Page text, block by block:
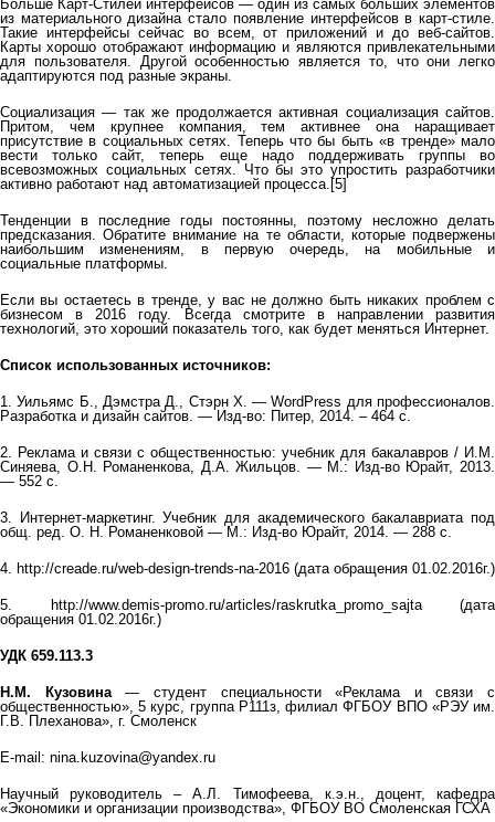
Больше Карт-Стилей интерфейсов — один из самых больших элементов
из материального дизайна стало появление интерфейсов в карт-стиле.
Такие интерфейсы сейчас во всем, от приложений и до веб-сайтов.
Карты хорошо отображают информацию и являются привлекательными
для пользователя. Другой особенностью является то, что они легко
адаптируются под разные экраны.
Социализация — так же продолжается активная социализация сайтов.
Притом, чем крупнее компания, тем активнее она наращивает
присутствие в социальных сетях. Теперь что бы быть «в тренде» мало
вести только сайт, теперь еще надо поддерживать группы во
всевозможных социальных сетях. Что бы это упростить разработчики
активно работают над автоматизацией процесса.[5]
Тенденции в последние годы постоянны, поэтому несложно делать
предсказания. Обратите внимание на те области, которые подвержены
наибольшим изменениям, в первую очередь, на мобильные и
социальные платформы.
Если вы остаетесь в тренде, у вас не должно быть никаких проблем с
бизнесом в 2016 году. Всегда смотрите в направлении развития
технологий, это хороший показатель того, как будет меняться Интернет.
Список использованных источников:
1. Уильямс Б., Дэмстра Д., Стэрн Х. — WordPress для профессионалов.
Разработка и дизайн сайтов. — Изд-во: Питер, 2014. – 464 с.
2. Реклама и связи с общественностью: учебник для бакалавров / И.М.
Синяева, О.Н. Романенкова, Д.А. Жильцов. — М.: Изд-во Юрайт, 2013.
— 552 с.
3. Интернет-маркетинг. Учебник для академического бакалавриата под
общ. ред. О. Н. Романенковой — М.: Изд-во Юрайт, 2014. — 288 с.
4. http://creade.ru/web-design-trends-na-2016 (дата обращения 01.02.2016г.)
5. http://www.demis-promo.ru/articles/raskrutka_promo_sajta (дата
обращения 01.02.2016г.)
УДК 659.113.3
Н.М. Кузовина— студент специальности «Реклама и связи с
общественностью», 5 курс, группа Р111з, филиал ФГБОУ ВПО «РЭУ им.
Г.В. Плеханова», г. Смоленск
E-mail: nina.kuzovina@yandex.ru
Научный руководитель – А.Л. Тимофеева, к.э.н., доцент, кафедра
«Экономики и организации производства», ФГБОУ ВО Смоленская ГСХА